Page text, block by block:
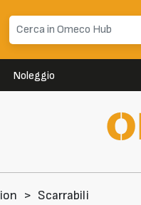
Noleggio
> Scarrabili